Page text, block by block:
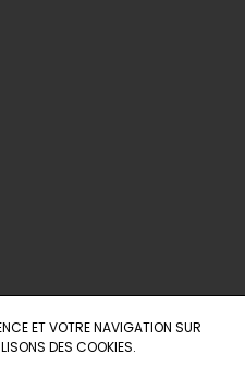
ET VOTRE NAVIGATION SUR
DES COOKIES.